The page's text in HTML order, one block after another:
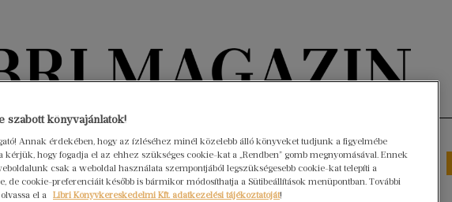
Könyvektől az olvasókig
Interjúk Beleolvasó A hónap könyvei HÍREK Libri Portré
szabott könyvajánlatok!
Annak érdekében, hogy az ízléséhez minél közelebb álló könyveket tudjunk a figyelmébe
kérjük, hogy fogadja el az ehhez szükséges cookie-kat a „Rendben” gomb megnyomásával. Ennek
csak a weboldal használata szempontjából legszükségesebb cookie-kat telepíti a
de cookie-preferenciáit később is bármikor módosíthatja a Sütibeállítások menüpontban. További
el a Libri Könyvkereskedelmi Kft. adatkezelési tájékoztatóját!